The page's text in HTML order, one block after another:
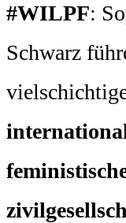
#WILPF:
Schwarz